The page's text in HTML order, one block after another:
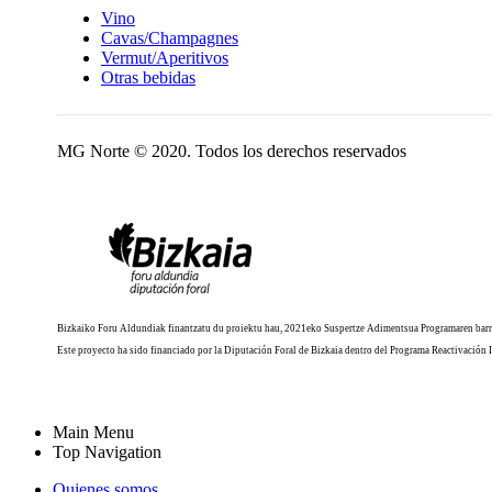
Vino
Cavas/Champagnes
Vermut/Aperitivos
Otras bebidas
MG Norte © 2020. Todos los derechos reservados
Bizkaiko Foru Aldundiak finantzatu du proiektu hau, 2021eko Suspertze Adimentsua Programaren
Este proyecto ha sido financiado por la Diputación Foral de Bizkaia dentro del Programa Reactivación
Main Menu
Top Navigation